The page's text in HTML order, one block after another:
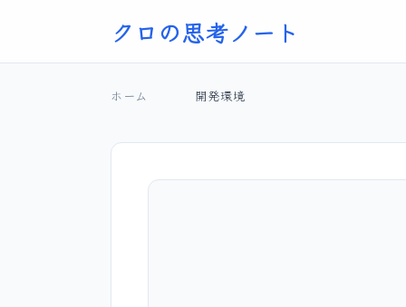
クロの思考ノート
ホーム 開発環境